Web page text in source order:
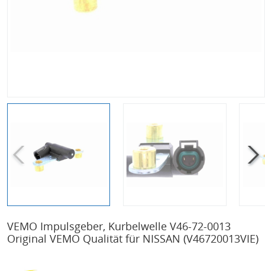
VEMO Impulsgeber, Kurbelwelle V46-72-0013
Original VEMO Qualität für NISSAN (V46720013VIE)